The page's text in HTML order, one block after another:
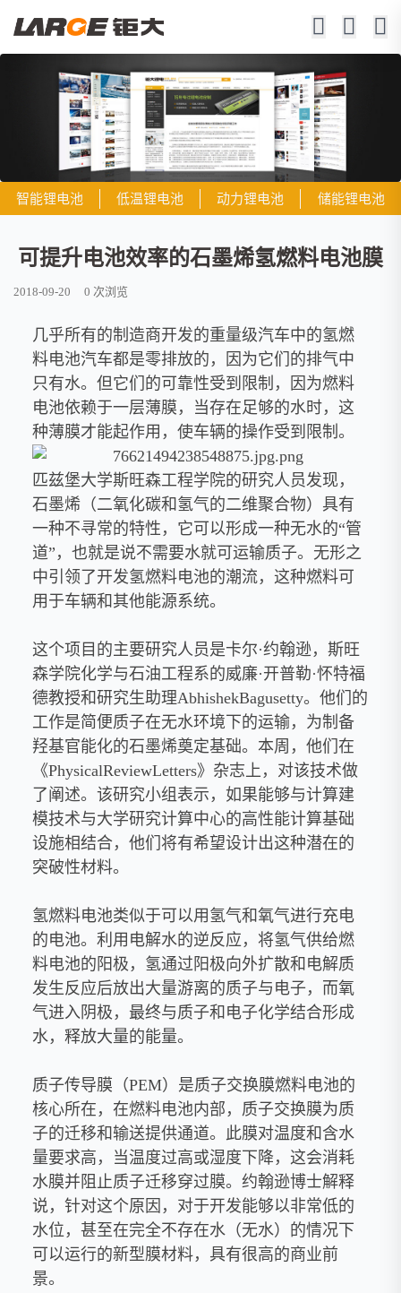
智能锂电池 低温锂电池 动力锂电池 储能锂电池
可提升电池效率的石墨烯氢燃料电池膜
2018-09-20 0 次浏览
几乎所有的制造商开发的重量级汽车中的氢燃
料电池汽车都是零排放的，因为它们的排气中
只有水。但它们的可靠性受到限制，因为燃料
电池依赖于一层薄膜，当存在足够的水时，这
种薄膜才能起作用，使车辆的操作受到限制。
匹兹堡大学斯旺森工程学院的研究人员发现，
石墨烯（二氧化碳和氢气的二维聚合物）具有
一种不寻常的特性，它可以形成一种无水的“管
道”，也就是说不需要水就可运输质子。无形之
中引领了开发氢燃料电池的潮流，这种燃料可
用于车辆和其他能源系统。
这个项目的主要研究人员是卡尔·约翰逊，斯旺
森学院化学与石油工程系的威廉·开普勒·怀特福
德教授和研究生助理AbhishekBagusetty。他们的
工作是简便质子在无水环境下的运输，为制备
羟基官能化的石墨烯奠定基础。本周，他们在
《PhysicalReviewLetters》杂志上，对该技术做
了阐述。该研究小组表示，如果能够与计算建
模技术与大学研究计算中心的高性能计算基础
设施相结合，他们将有希望设计出这种潜在的
突破性材料。
氢燃料电池类似于可以用氢气和氧气进行充电
的电池。利用电解水的逆反应，将氢气供给燃
料电池的阳极，氢通过阳极向外扩散和电解质
发生反应后放出大量游离的质子与电子，而氧
气进入阴极，最终与质子和电子化学结合形成
水，释放大量的能量。
质子传导膜（PEM）是质子交换膜燃料电池的
核心所在，在燃料电池内部，质子交换膜为质
子的迁移和输送提供通道。此膜对温度和含水
量要求高，当温度过高或湿度下降，这会消耗
水膜并阻止质子迁移穿过膜。约翰逊博士解释
说，针对这个原因，对于开发能够以非常低的
水位，甚至在完全不存在水（无水）的情况下
可以运行的新型膜材料，具有很高的商业前
景。